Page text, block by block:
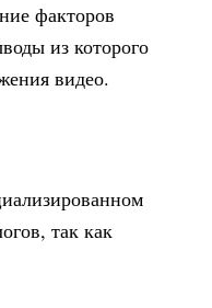
факторов
из которого
видео.
так как